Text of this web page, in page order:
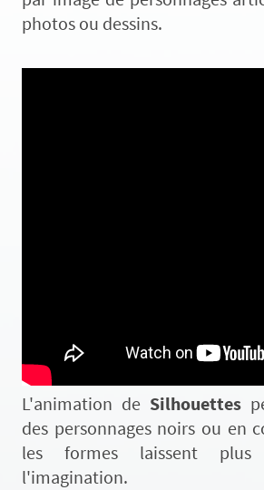
photos ou dessins.
L'animation de Silhouettes
des personnages noirs ou en
les formes laissent
l'imagination.